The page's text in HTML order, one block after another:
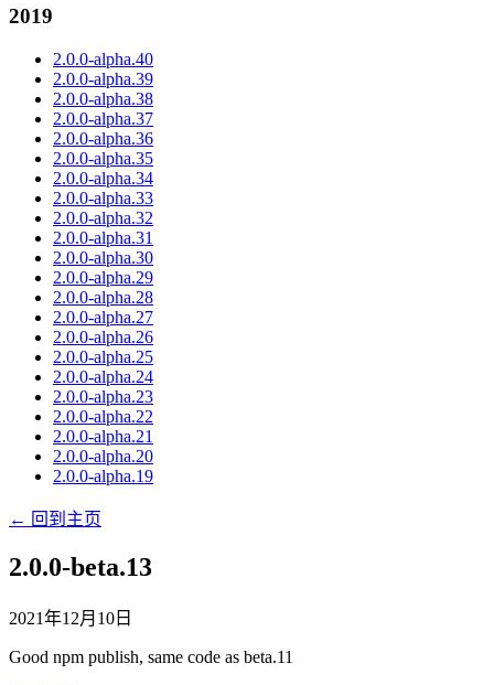
2019
2.0.0-alpha.40
2.0.0-alpha.39
2.0.0-alpha.38
2.0.0-alpha.37
2.0.0-alpha.36
2.0.0-alpha.35
2.0.0-alpha.34
2.0.0-alpha.33
2.0.0-alpha.32
2.0.0-alpha.31
2.0.0-alpha.30
2.0.0-alpha.29
2.0.0-alpha.28
2.0.0-alpha.27
2.0.0-alpha.26
2.0.0-alpha.25
2.0.0-alpha.24
2.0.0-alpha.23
2.0.0-alpha.22
2.0.0-alpha.21
2.0.0-alpha.20
2.0.0-alpha.19
← 回到主页
2.0.0-beta.13
2021年12月10日
Good npm publish, same code as beta.11